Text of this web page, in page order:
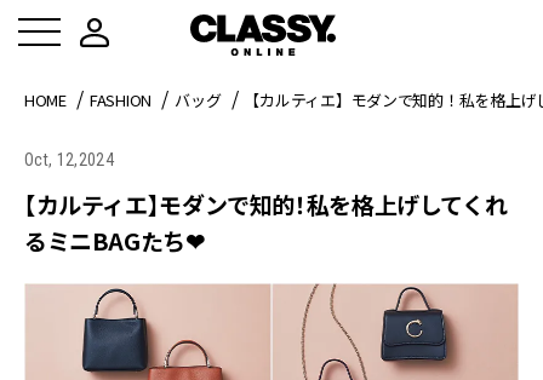
HOME FASHION バッグ 【カルティエ】モダンで知的！私を格上
Oct, 12,2024
【カルティエ】モダンで知的！私を格上げしてくれ
るミニBAGたち❤︎